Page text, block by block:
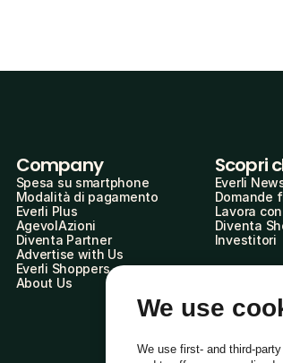
Company
Spesa su smartphone
Modalità di pagamento
Everli Plus
AgevolAzioni
Diventa Partner
Advertise with Us
Everli Shoppers
About Us
Scopri
Everli
Domande
Lavora
Diventa
Investitori
We use
We use first- and third-